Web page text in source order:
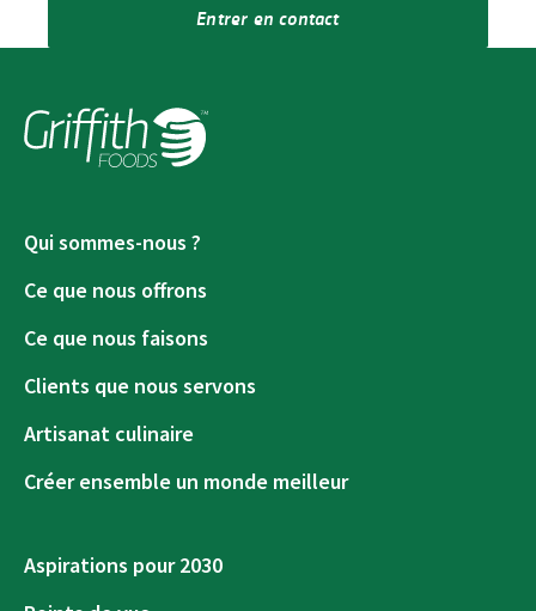
Entrer en contact
Qui sommes-nous ?
Ce que nous offrons
Ce que nous faisons
Clients que nous servons
Artisanat culinaire
Créer ensemble un monde meilleur
Aspirations pour 2030